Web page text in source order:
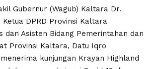
Gubernur (Wagub) Kaltara Dr.
Ketua DPRD Provinsi Kaltara
dan Asisten Bidang Pemerintahan dan
Provinsi Kaltara, Datu Iqro
kunjungan Krayan Highland